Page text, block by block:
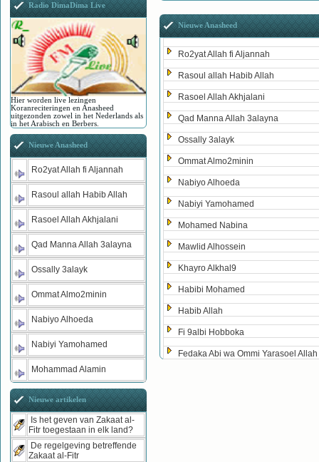
Nieuwe Anasheed
Ro2yat Allah fi Aljannah
Rasoul allah Habib Allah
Rasoel Allah Akhjalani
Qad Manna Allah 3alayna
Ossally 3alayk
Ommat Almo2minin
Nabiyo Alhoeda
Nabiyi Yamohamed
Mohamed Nabina
Mawlid Alhossein
Khayro Alkhal9
Habibi Mohamed
Habib Allah
Fi 9albi Hobboka
Fedaka Abi wa Ommi Yarasoel Allah
Radio DimaDima Live
Hier worden live lezingen
Koranreciteringen en Anasheed
uitgezonden zowel in het Nederlands als
in het Arabisch en Berbers.
Nieuwe Anasheed
Ro2yat Allah fi Aljannah
Rasoul allah Habib Allah
Rasoel Allah Akhjalani
Qad Manna Allah 3alayna
Ossally 3alayk
Ommat Almo2minin
Nabiyo Alhoeda
Nabiyi Yamohamed
Mohammad Alamin
Nieuwe artikelen
Is het geven van Zakaat al-
Fitr toegestaan in elk land?
De regelgeving betreffende
Zakaat al-Fitr